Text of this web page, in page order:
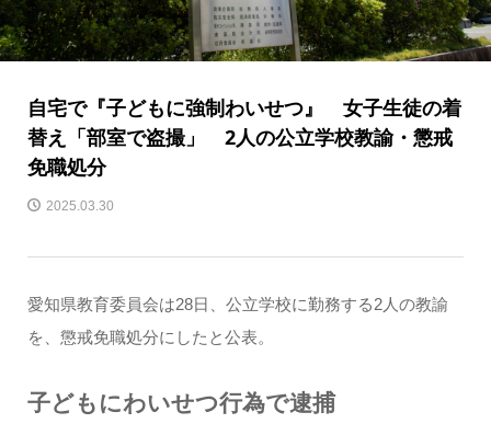
自宅で『子どもに強制わいせつ』 女子生徒の着
替え「部室で盗撮」 2人の公立学校教諭・懲戒
免職処分
2025.03.30
愛知県教育委員会は28日、公立学校に勤務する2人の教諭
を、懲戒免職処分にしたと公表。
子どもにわいせつ行為で逮捕